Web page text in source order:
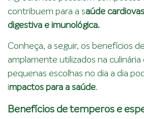
contribuem para a saúde
digestiva e imunológica.
Conheça, a seguir, os benefícios
amplamente utilizados na
pequenas escolhas no dia a dia
impactos para a saúde.
Benefícios de temperos e